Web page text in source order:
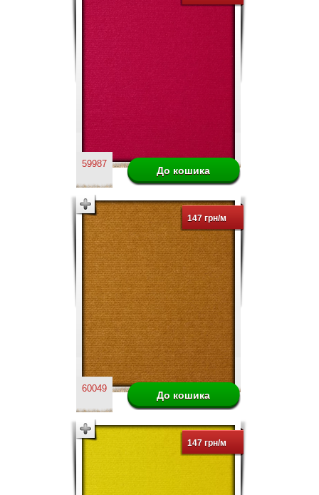
59987
147 грн/м
60049
147 грн/м